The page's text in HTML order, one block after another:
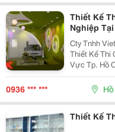
Thiết Kế
Nghiệp
Cty Tnhh
Thiết Kế Thi
Vực Tp. Hồ
Như Bình
0936 *** ***
Thiết Kế